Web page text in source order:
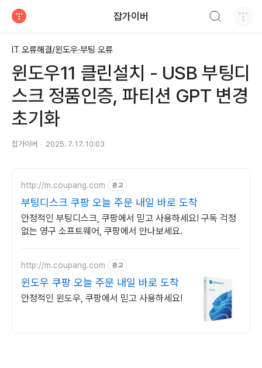
잡가이버
IT 오류해결/윈도우·부팅 오류
윈도우11 클린설치 - USB 부팅디
스크 정품인증, 파티션 GPT 변경
초기화
잡가이버 2025. 7. 17. 10:03
http://m.coupang.com 광고
부팅디스크 쿠팡 오늘 주문 내일 바로 도착
안정적인 부팅디스크, 쿠팡에서 믿고 사용하세요! 구독 걱정
없는 영구 소프트웨어, 쿠팡에서 만나보세요.
http://m.coupang.com 광고
윈도우 쿠팡 오늘 주문 내일 바로 도착
안정적인 윈도우, 쿠팡에서 믿고 사용하세요!